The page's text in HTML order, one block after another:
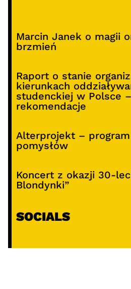
Marcin Janek o magii
brzmień
Raport o stanie
kierunkach
studenckiej w Polsce
rekomendacje
Alterprojekt –
pomysłów
Koncert z okazji 30-
Blondynki”
SOCIALS